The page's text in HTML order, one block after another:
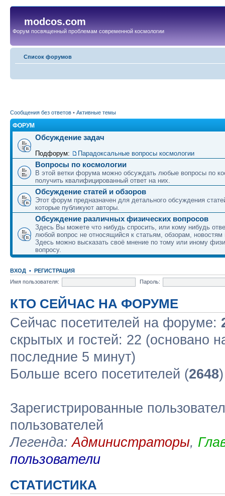
modcos.com
Форум посвященный проблемам современной космологии
Список форумов
Сообщения без ответов • Активные темы
ФОРУМ
Обсуждение задач
Подфорум: Парадоксальные вопросы космологии
Вопросы по космологии
В этой ветки форума можно обсуждать любые вопросы по
получить квалифицированный ответ на них.
Обсуждение статей и обзоров
Этот форум предназначен для детального обсуждения
которые публикуют авторы.
Обсуждение различных физических вопросов
Здесь Вы можете что нибудь спросить, или кому нибудь
любой вопрос не относящийся к статьям, обзорам, новостям
Здесь можно высказать своё мнение по тому или иному
вопросу.
ВХОД • РЕГИСТРАЦИЯ
Имя пользователя:
Пароль:
КТО СЕЙЧАС НА ФОРУМЕ
Сейчас посетителей на форуме:
скрытых и гостей: 22 (основано
последние 5 минут)
Больше всего посетителей (2648
Зарегистрированные
пользователей
Легенда:Администраторы,
пользователи
СТАТИСТИКА